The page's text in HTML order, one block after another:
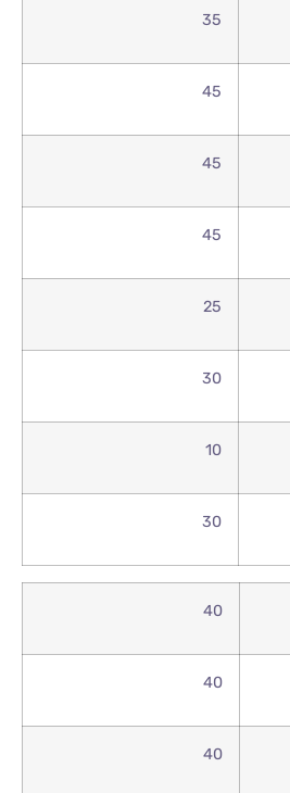
35
45
45
45
25
30
10
30
40
40
40